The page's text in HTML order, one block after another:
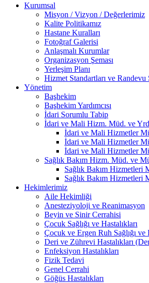
Kurumsal
Misyon / Vizyon / Değerlerimiz
Kalite Politikamız
Hastane Kuralları
Fotoğraf Galerisi
Anlaşmalı Kurumlar
Organizasyon Şeması
Yerleşim Planı
Hizmet Standartları ve Randevu
Yönetim
Başhekim
Başhekim Yardımcısı
İdari Sorumlu Tabip
İdari ve Mali Hizm. Müd. ve
İdari ve Mali Hizmetler
İdari ve Mali Hizmetler
İdari ve Mali Hizmetler
Sağlık Bakım Hizm. Müd. ve
Sağlık Bakım Hizmetleri
Sağlık Bakım Hizmetleri
Hekimlerimiz
Aile Hekimliği
Anesteziyoloji ve Reanimasyon
Beyin ve Sinir Cerrahisi
Çocuk Sağlığı ve Hastalıkları
Çocuk ve Ergen Ruh Sağlığı ve
Deri ve Zührevi Hastalıkları
Enfeksiyon Hastalıkları
Fizik Tedavi
Genel Cerrahi
Göğüs Hastalıkları